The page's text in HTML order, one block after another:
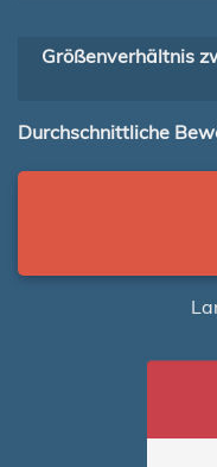
Größenverhältnis
Durchschnittliche